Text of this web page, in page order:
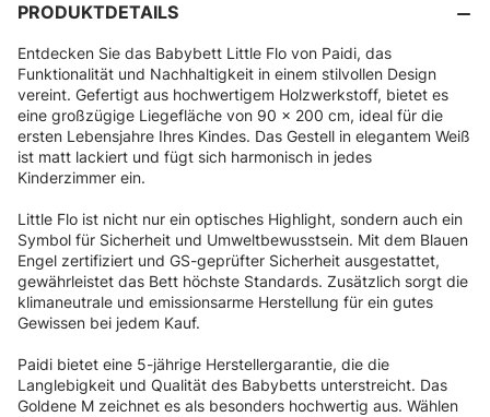
PRODUKTDETAILS
Entdecken Sie das Babybett Little Flo von Paidi, das
Funktionalität und Nachhaltigkeit in einem stilvollen Design
vereint. Gefertigt aus hochwertigem Holzwerkstoff, bietet es
eine großzügige Liegefläche von 90 x 200 cm, ideal für die
ersten Lebensjahre Ihres Kindes. Das Gestell in elegantem Weiß
ist matt lackiert und fügt sich harmonisch in jedes
Kinderzimmer ein.
Little Flo ist nicht nur ein optisches Highlight, sondern auch ein
Symbol für Sicherheit und Umweltbewusstsein. Mit dem Blauen
Engel zertifiziert und GS-geprüfter Sicherheit ausgestattet,
gewährleistet das Bett höchste Standards. Zusätzlich sorgt die
klimaneutrale und emissionsarme Herstellung für ein gutes
Gewissen bei jedem Kauf.
Paidi bietet eine 5-jährige Herstellergarantie, die die
Langlebigkeit und Qualität des Babybetts unterstreicht. Das
Goldene M zeichnet es als besonders hochwertig aus. Wählen